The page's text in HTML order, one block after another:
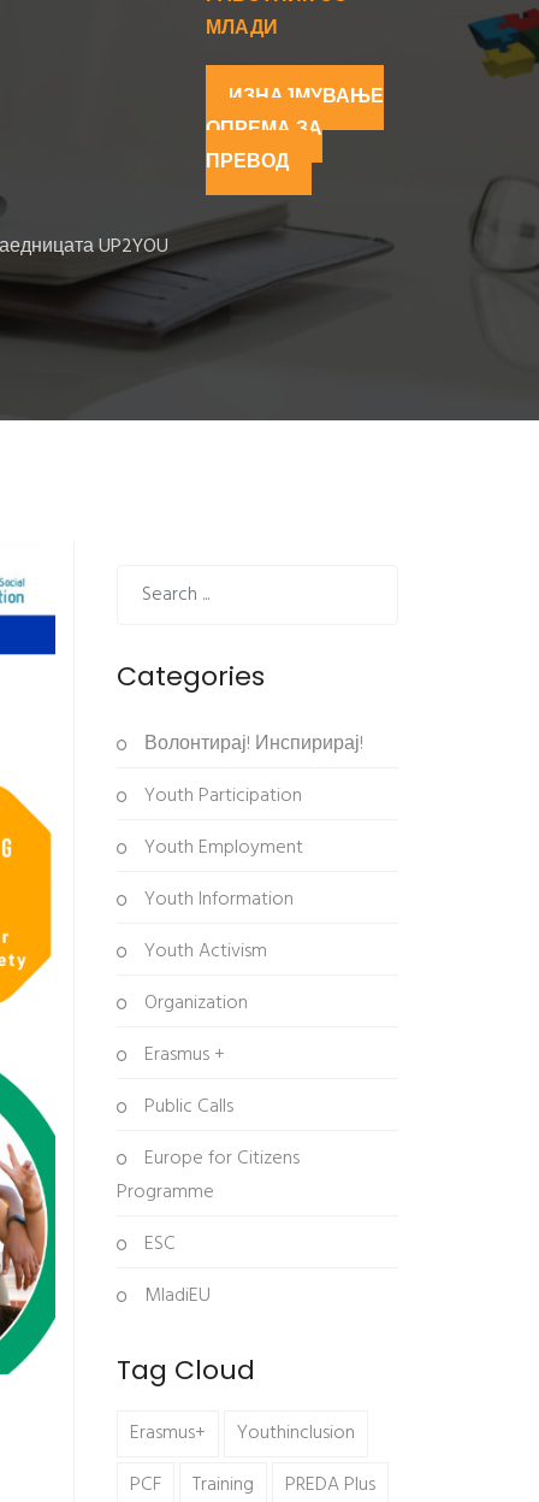
МЛАДИ
ИЗНАЈМУВАЊЕ
ОПРЕМА ЗА
ПРЕВОД
UP2YOU
Categories
Волонтирај! Инспирирај!
Youth Participation
Youth Employment
Youth Information
Youth Activism
Organization
Erasmus +
Public Calls
Europe for Citizens
Programme
ESC
MladiEU
Tag Cloud
Erasmus+
Youthinclusion
PCF
Training
PREDA Plus